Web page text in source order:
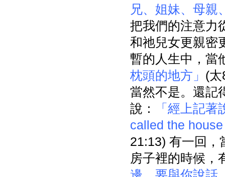
兄、姐妹、母親
把我們的注意力
和祂兒女更親密
暫的人生中，當
枕頭的地方」 (
當然不是。還記
說：
「經上記
called the
21:13) 有一回，
房子裡的時候，